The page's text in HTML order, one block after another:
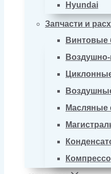
Hyundai
Запчасти и
Винтовые
Масляные